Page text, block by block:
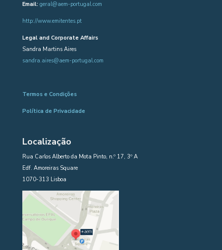
Email: geral@aem-portugal.com
http://www.emitentes.pt
Legal and Corporate Affairs
Sandra Martins Aires
sandra.aires@aem-portugal.com
Termos e Condições
Política de Privacidade
Localização
Rua Carlos Alberto da Mota Pinto, n.º 17, 3º A
Edf. Amoreiras Square
1070-313 Lisboa